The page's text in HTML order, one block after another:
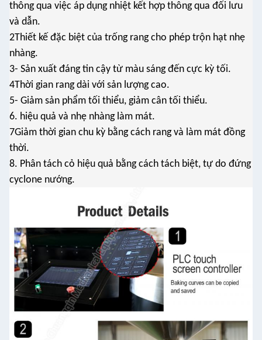
thông qua việc áp dụng nhiệt kết hợp thông qua đối lưu
và dẫn.
2Thiết kế đặc biệt của trống rang cho phép trộn hạt nhẹ
nhàng.
3- Sản xuất đáng tin cậy từ màu sáng đến cực kỳ tối.
4Thời gian rang dài với sản lượng cao.
5- Giảm sản phẩm tối thiểu, giảm cân tối thiểu.
6. hiệu quả và nhẹ nhàng làm mát.
7Giảm thời gian chu kỳ bằng cách rang và làm mát đồng
thời.
8. Phân tách cỏ hiệu quả bằng cách tách biệt, tự do đứng
cyclone nướng.